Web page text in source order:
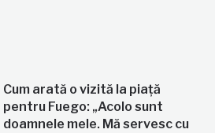
Cum arată o vizită la piață
pentru Fuego: „Acolo sunt
doamnele mele. Mă servesc cu